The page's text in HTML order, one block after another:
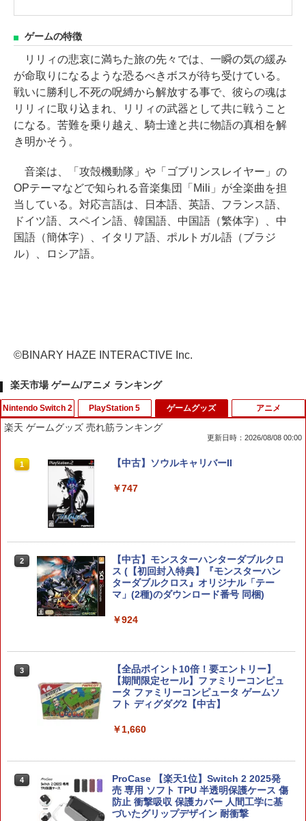
ゲームの特徴
リリィの悲哀に満ちた旅の先々では、一瞬の気の緩み
が命取りになるような恐るべきボスが待ち受けている。
戦いに勝利し不死の呪縛から解放する事で、彼らの魂は
リリィに取り込まれ、リリィの武器として共に戦うこと
になる。苦難を乗り越え、騎士達と共に物語の真相を解
き明かそう。
音楽は、「攻殻機動隊」や「ゴブリンスレイヤー」の
OPテーマなどで知られる音楽集団「Mili」が全楽曲を担
当している。対応言語は、日本語、英語、フランス語、
ドイツ語、スペイン語、韓国語、中国語（繁体字）、中
国語（簡体字）、イタリア語、ポルトガル語（ブラジ
ル）、ロシア語。
©BINARY HAZE INTERACTIVE Inc.
楽天市場 ゲーム/アニメ ランキング
Nintendo Switch 2
1
※メール便発送※ 【新品】Nintendo S
h2版］
2
任天堂 マリオカート ワールド【Switch
2】 BEEPAAAAA [BEEPAAAAA]
￥8,960
【Switch 2】 BEEPAACSA [BEEPAACS
A]
￥8,970
￥9,801
PlayStation 5
1 グランツーリスモ7 PS5版
￥3,779
2
Castlevania: Belmont's Curse Midnig
ht Edition 【PS5】 VH015-J1
￥4,207
ファン 3風速調節 急速冷却 PlayStation
5 USBクーラー 装着簡単 排熱 熱対策 US
Bポート 挿入起動 省スペース 耐久性 Pla
yStation 5 Ultra HD Digital対応
￥4,599
4
PS5 ダストカバー PS5用 ケース PS5本
体用埃カバー PS5周辺機器 透明 アクリ
ルケース プレイステーション5 縦置用 ホ
コリ防止 防塵 冷却 保護カバー 専用 ほこ
ゲームグッズ
楽天 ゲームグッズ 売れ筋ランキング
更新日時：2026/08/08 00:00
1 【中古】ソウルキャリバーII
￥747
2
【中古】モンスターハンターダブルクロ
ス (【初回封入特典】『モンスターハン
ターダブルクロス』オリジナル「テー
マ」(2種)のダウンロード番号 同梱)
￥924
3
【全品ポイント10倍！要エントリー】
【期間限定セール】ファミリーコンピュ
ータ ファミリーコンピュータ ゲームソ
フト ディグダグ2【中古】
￥1,660
4
ProCase 【楽天1位】Switch 2 2025発
売 専用 ソフト TPU 半透明保護ケース 傷
防止 衝撃吸収 保護カバー 人間工学に基
づいたグリップデザイン 耐衝撃
アニメ